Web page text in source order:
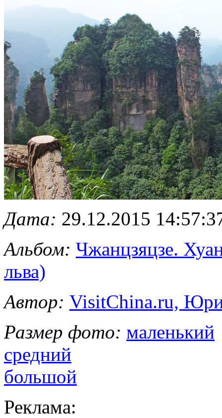
Дата: 29.12.2015
Альбом: Чжанцзяцзе.
льва)
Автор: VisitChina.ru,
Размер фото: маленький
средний
большой
Реклама: